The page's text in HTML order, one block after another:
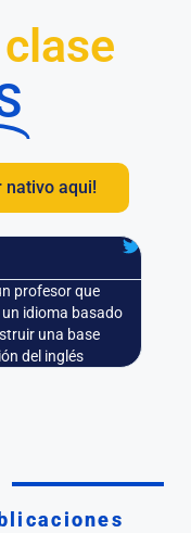
nativo aqui!
profesor que
idioma basado
una base
del inglés